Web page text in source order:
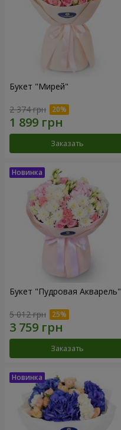
Букет "Мирей"
2 374 грн
Заказать
Букет "Пудровая Акварель"
5 012 грн
Заказать